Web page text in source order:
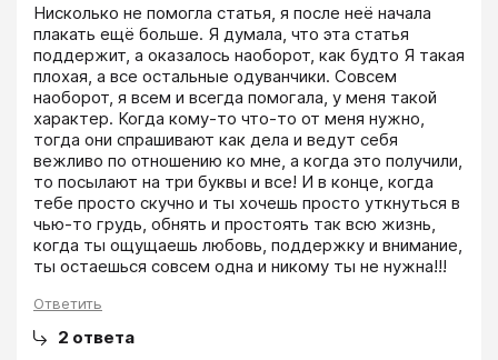
Нисколько не помогла статья, я после неё начала
плакать ещё больше. Я думала, что эта статья
поддержит, а оказалось наоборот, как будто Я такая
плохая, а все остальные одуванчики. Совсем
наоборот, я всем и всегда помогала, у меня такой
характер. Когда кому-то что-то от меня нужно,
тогда они спрашивают как дела и ведут себя
вежливо по отношению ко мне, а когда это получили,
то посылают на три буквы и все! И в конце, когда
тебе просто скучно и ты хочешь просто уткнуться в
чью-то грудь, обнять и простоять так всю жизнь,
когда ты ощущаешь любовь, поддержку и внимание,
Ответить
2 ответа